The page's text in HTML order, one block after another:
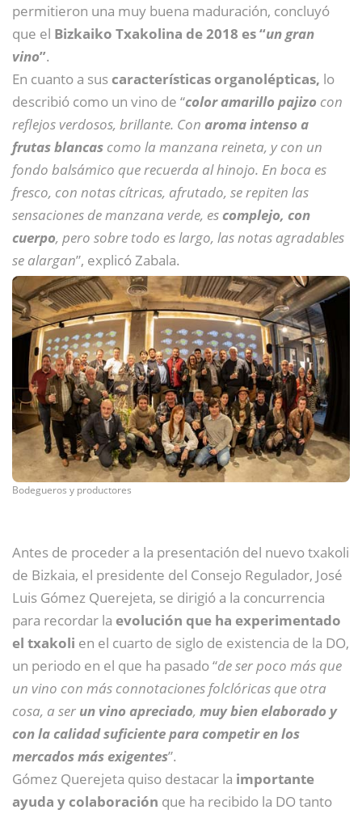
permitieron una muy buena maduración, concluyó
que el Bizkaiko Txakolina de 2018 es “un gran
vino”.
En cuanto a suscaracterísticas organolépticas, lo
describió como un vino de “color amarillo pajizo con
reflejos verdosos, brillante. Con aroma intenso a
frutas blancas como la manzana reineta, y con un
fondo balsámico que recuerda al hinojo. En boca es
fresco, con notas cítricas, afrutado, se repiten las
sensaciones de manzana verde, escomplejo, con
cuerpo, pero sobre todo es largo, las notas agradables
se alargan”, explicó Zabala.
Bodegueros y productores
Antes de proceder a la presentación del nuevo txakoli
de Bizkaia, el presidente del Consejo Regulador, José
Luis Gómez Querejeta, se dirigió a la concurrencia
para recordar la evolución que ha experimentado
el txakoli en el cuarto de siglo de existencia de la DO,
un periodo en el que ha pasado “de ser poco más que
un vino con más connotaciones folclóricas que otra
cosa, a ser un vino apreciado, muy bien elaborado y
con la calidad suficiente para competir en los
mercados más exigentes”.
Gómez Querejeta quiso destacar la importante
ayuda y colaboración que ha recibido la DO tanto